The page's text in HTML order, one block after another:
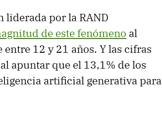
por la RAND
de este fenómeno al
12 y 21 años. Y las cifras
apuntar que el 13,1% de los
artificial generativa para